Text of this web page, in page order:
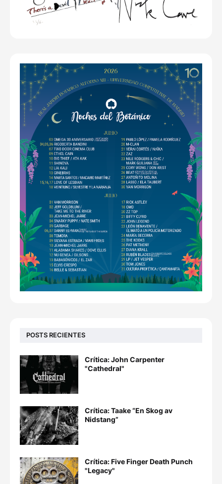
POSTS RECIENTES
Crítica: John Carpenter
"Cathedral"
Crítica: Taake “En Skog av
Nidstang”
Crítica: Five Finger Death Punch
"Legacy"